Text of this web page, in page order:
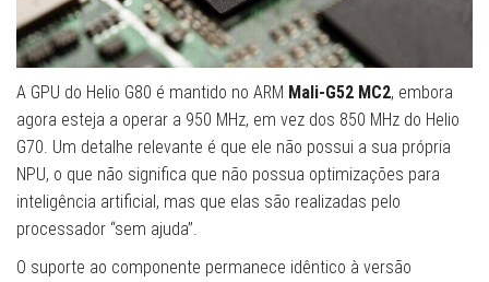
A GPU do Helio G80 é mantido no ARM Mali-G52 MC2, embora
agora esteja a operar a 950 MHz, em vez dos 850 MHz do Helio
G70. Um detalhe relevante é que ele não possui a sua própria
NPU, o que não significa que não possua optimizações para
inteligência artificial, mas que elas são realizadas pelo
processador “sem ajuda”.
O suporte ao componente permanece idêntico à versão